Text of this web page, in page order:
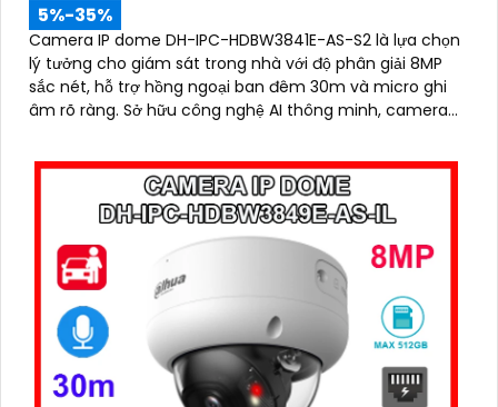
5%-35%
Camera IP dome DH-IPC-HDBW3841E-AS-S2 là lựa chọn
lý tưởng cho giám sát trong nhà với độ phân giải 8MP
sắc nét, hỗ trợ hồng ngoại ban đêm 30m và micro ghi
âm rõ ràng. Sở hữu công nghệ AI thông minh, camera
người và phương tiện, tăng độ chính xác trong cảnh